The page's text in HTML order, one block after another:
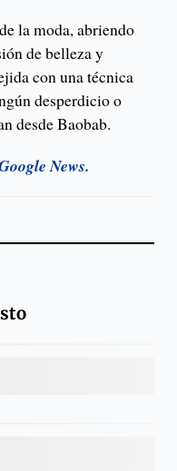
la moda, abriendo
de belleza y
con una técnica
desperdicio o
desde Baobab.
News.